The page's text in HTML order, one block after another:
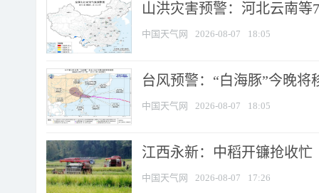
山洪灾害预警：河北云南
中国天气网 2026-08-07 18:05
台风预警：“白海豚”今晚将
中国天气网 2026-08-07 18:05
江西永新：中稻开镰抢收忙
中国天气网 2026-08-07 17:26